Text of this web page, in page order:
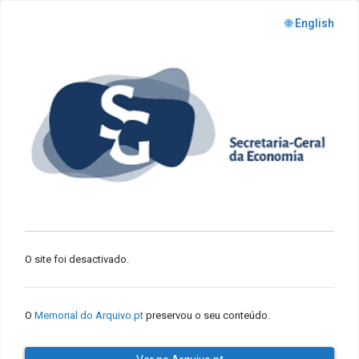
🌐 English
O site foi desactivado.
O Memorial do Arquivo.pt preservou o seu conteúdo.